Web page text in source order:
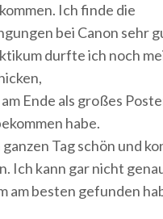
Ich finde die
bei Canon sehr
durfte ich noch
Ende als großes
habe.
Tag schön und
Ich kann gar nicht
am besten gefunden